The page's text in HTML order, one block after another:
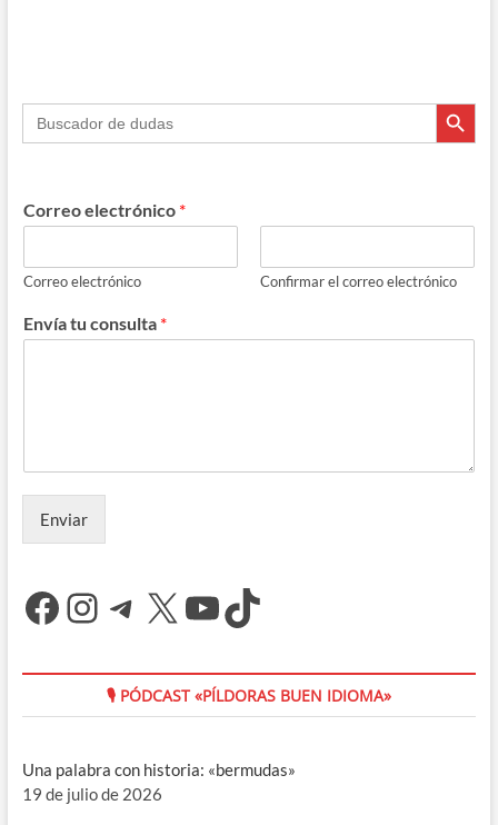
Buscar: Botón de
Correo electrónico *
Correo electrónico Confirmar el correo electrónico
Envía tu consulta *
Enviar
Facebook
Instagram
Telegram
X YouTube
TikTok
🎙 PÓDCAST «PÍLDORAS BUEN IDIOMA»
Una palabra con historia: «bermudas»
19 de julio de 2026